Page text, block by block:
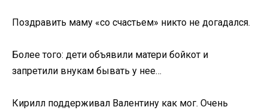
Поздравить маму «со счастьем» никто не догадался.
Более того: дети объявили матери бойкот и
запретили внукам бывать у нее…
Кирилл поддерживал Валентину как мог. Очень